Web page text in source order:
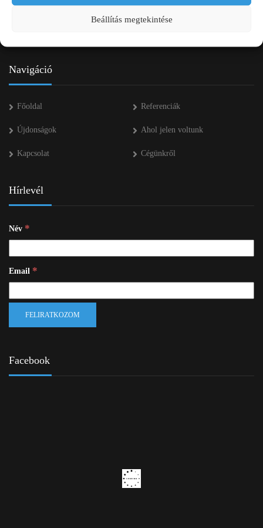
Beállítás megtekintése
Navigáció
Főoldal Referenciák
Újdonságok Ahol jelen voltunk
Kapcsolat Cégünkről
Hírlevél
Név *
Email *
Facebook